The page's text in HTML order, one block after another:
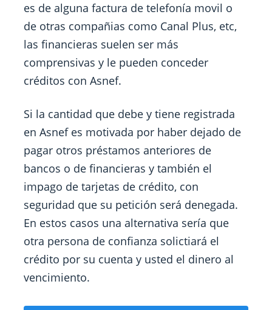
es de alguna factura de telefonía movil o
de otras compañias como Canal Plus, etc,
las financieras suelen ser más
comprensivas y le pueden conceder
créditos con Asnef.
Si la cantidad que debe y tiene registrada
en Asnef es motivada por haber dejado de
pagar otros préstamos anteriores de
bancos o de financieras y también el
impago de tarjetas de crédito, con
seguridad que su petición será denegada.
En estos casos una alternativa sería que
otra persona de confianza solictiará el
crédito por su cuenta y usted el dinero al
vencimiento.